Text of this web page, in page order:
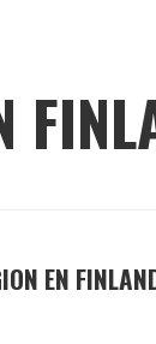
EN